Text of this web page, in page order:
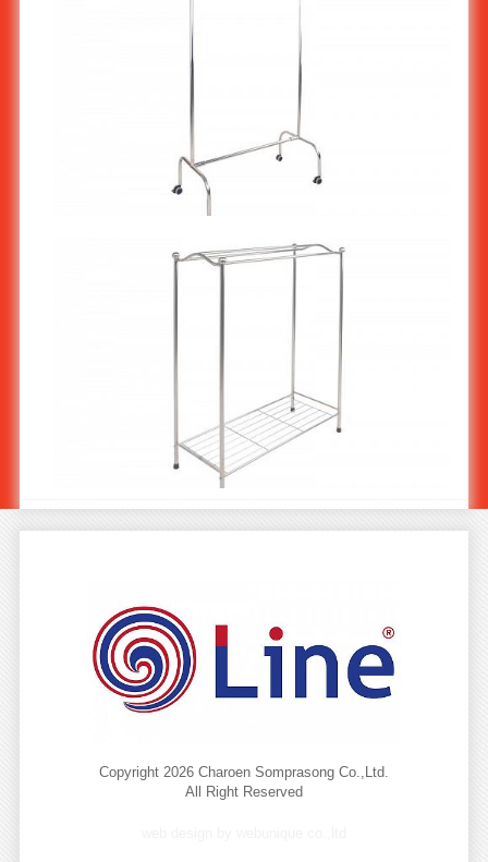
ราวตากผ้าสแตนเลส : ราวเดี่ยวตรงมีห่วง มีล้อ ST-507/1
Copyright 2026 Charoen Somprasong Co.,Ltd.
All Right Reserved